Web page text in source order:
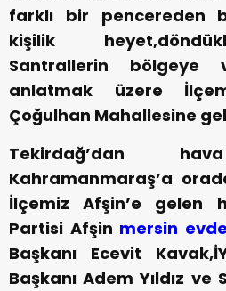
farklı bir pencereden
kişilik
Santrallerin bölgeye
anlatmak üzere
Çoğulhan Mahallesine
Tekirdağ’dan
Kahramanmaraş’a
İlçemiz Afşin’e gelen
Partisi Afşin mersin
Başkanı Ecevit
Başkanı Adem Yıldız